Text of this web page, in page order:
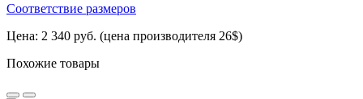
Соответствие размеров
Цена: 2 340 руб. (цена производителя 26$)
Похожие товары